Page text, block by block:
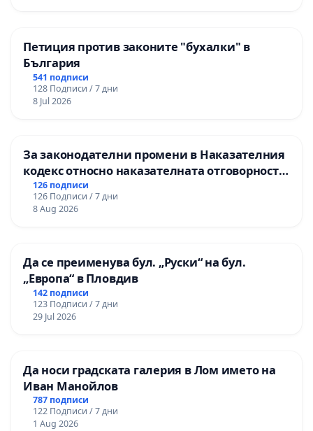
Петиция против законите "бухалки" в
България
541 подписи
128 Подписи / 7 дни
8 Jul 2026
За законодателни промени в Наказателния
кодекс относно наказателната отговорност
на непълнолетните при особено тежки
умишлени престъпления
126 подписи
126 Подписи / 7 дни
8 Aug 2026
Да се преименува бул. „Руски“ на бул.
„Европа“ в Пловдив
142 подписи
123 Подписи / 7 дни
29 Jul 2026
Да носи градската галерия в Лом името на
Иван Манойлов
787 подписи
122 Подписи / 7 дни
1 Aug 2026